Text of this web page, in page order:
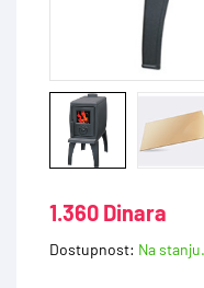
1.360 Dinara
Dostupnost: Na